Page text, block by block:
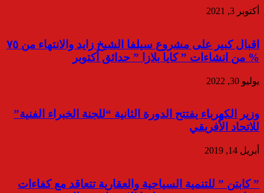
أكتوبر 3, 2021
اقبال كبير على مشروع سيلفا الشيخ زايد والانتهاء من ٧٥
% من انشاءات ” كايا بلازا ” حدائق أكتوبر
يوليو 30, 2022
وزير الكهرباء يفتتح الدورة الثانية “للجنة الخبراء الفنية”
للاتحاد الأفريقي
أبريل 14, 2019
” كابتن ” للتنمية السياحية والعقارية تتعاقد مع كفاءات